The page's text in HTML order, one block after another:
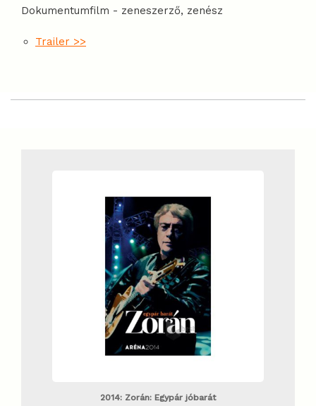
Dokumentumfilm - zeneszerző, zenész
Trailer >>
2014: Zorán: Egypár jóbarát